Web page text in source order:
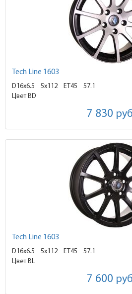
Tech Line 1603
D16x6.5 5x112 ET45
57.1
Цвет BD
7 830
Tech Line 1603
D16x6.5 5x112 ET45
57.1
Цвет BL
7 600